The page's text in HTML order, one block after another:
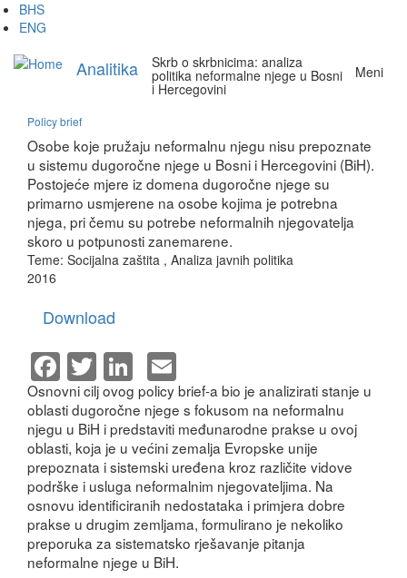
Skip
to
content
BHS
ENG
Analitika Meni
Skrb o skrbnicima: analiza
politika neformalne njege u Bosni
i Hercegovini
Policy brief
Osobe koje pružaju neformalnu njegu nisu prepoznate
u sistemu dugoročne njege u Bosni i Hercegovini (BiH).
Postojeće mjere iz domena dugoročne njege su
primarno usmjerene na osobe kojima je potrebna
njega, pri čemu su potrebe neformalnih njegovatelja
skoro u potpunosti zanemarene.
Teme: Socijalna zaštita , Analiza javnih politika
2016
Download
Facebook
TwitterLinkedIn
Osnovni cilj ovog policy brief-a bio je analizirati stanje u
oblasti dugoročne njege s fokusom na neformalnu
njegu u BiH i predstaviti međunarodne prakse u ovoj
oblasti, koja je u većini zemalja Evropske unije
prepoznata i sistemski uređena kroz različite vidove
podrške i usluga neformalnim njegovateljima. Na
osnovu identificiranih nedostataka i primjera dobre
prakse u drugim zemljama, formulirano je nekoliko
preporuka za sistematsko rješavanje pitanja
neformalne njege u BiH.